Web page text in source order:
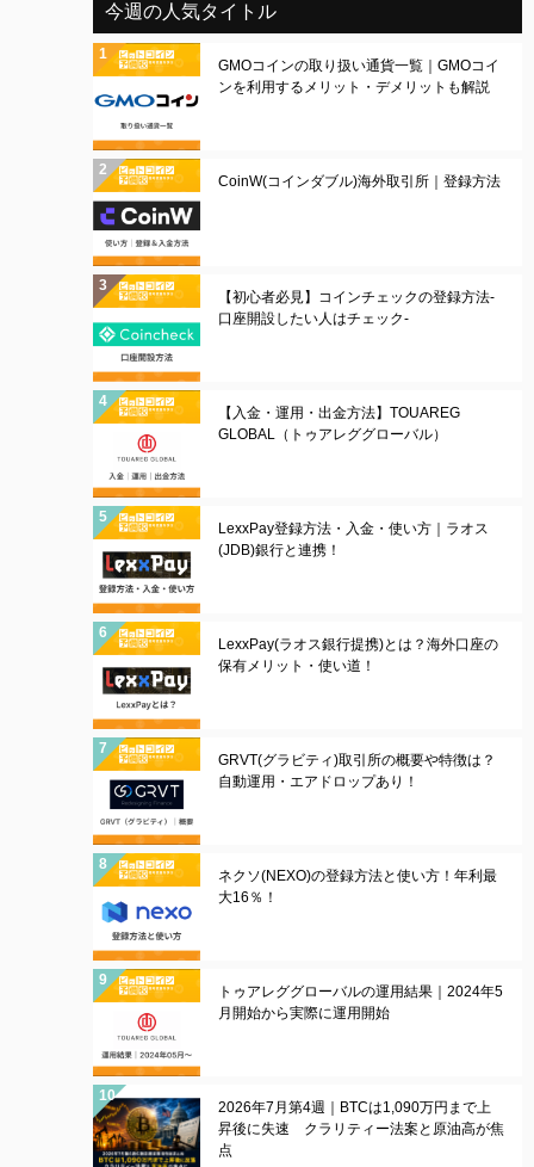
今週の人気タイトル
GMOコインの取り扱い通貨一覧｜GMOコイ
ンを利用するメリット・デメリットも解説
CoinW(コインダブル)海外取引所｜登録方法
【初心者必見】コインチェックの登録方法-
口座開設したい人はチェック-
【入金・運用・出金方法】TOUAREG
GLOBAL（トゥアレググローバル）
LexxPay登録方法・入金・使い方｜ラオス
(JDB)銀行と連携！
LexxPay(ラオス銀行提携)とは？海外口座の
保有メリット・使い道！
GRVT(グラビティ)取引所の概要や特徴は？
自動運用・エアドロップあり！
ネクソ(NEXO)の登録方法と使い方！年利最
大16％！
トゥアレググローバルの運用結果｜2024年5
月開始から実際に運用開始
2026年7月第4週｜BTCは1,090万円まで上
昇後に失速 クラリティー法案と原油高が焦
点